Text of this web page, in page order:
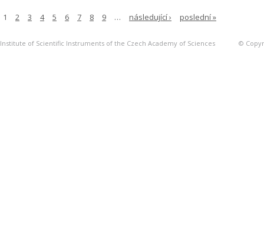
1 2 3 4 5 6 7 8 9 … následující › poslední »
©
Institute of Scientific Instruments of the Czech Academy of Sciences